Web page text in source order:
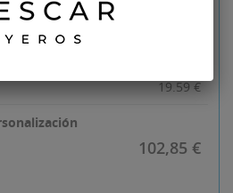
No seleccionado
19.59 €
102,85 €